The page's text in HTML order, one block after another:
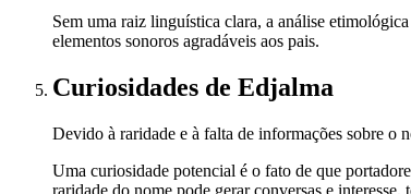
Sem uma raiz linguística clara, a análise
elementos sonoros agradáveis aos pais.
Curiosidades de Edjalma
Devido à raridade e à falta de informações sobre o
Uma curiosidade potencial é o fato de que
raridade do nome pode gerar conversas e